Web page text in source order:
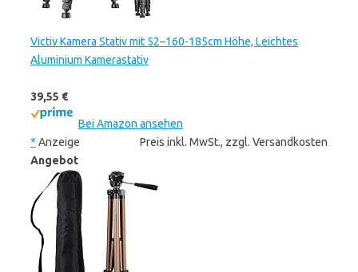
Victiv Kamera Stativ mit 52–160-185cm Höhe, Leichtes
Aluminium Kamerastativ
39,55 €
Bei Amazon ansehen
* Anzeige
Preis inkl. MwSt., zzgl. Versandkosten
Angebot